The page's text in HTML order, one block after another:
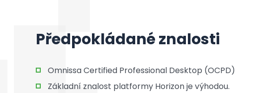
Předpokládané znalosti
Omnissa Certified Professional Desktop (OCPD)
Základní znalost platformy Horizon je výhodou.